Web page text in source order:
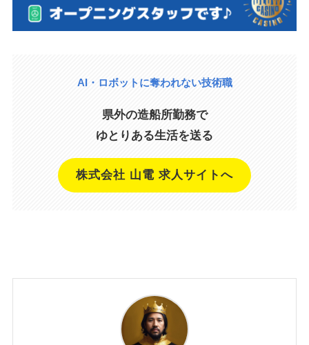
AI・ロボットに奪われない技術職
県外の造船所勤務で
ゆとりある生活を送る
株式会社 山電 求人サイトへ